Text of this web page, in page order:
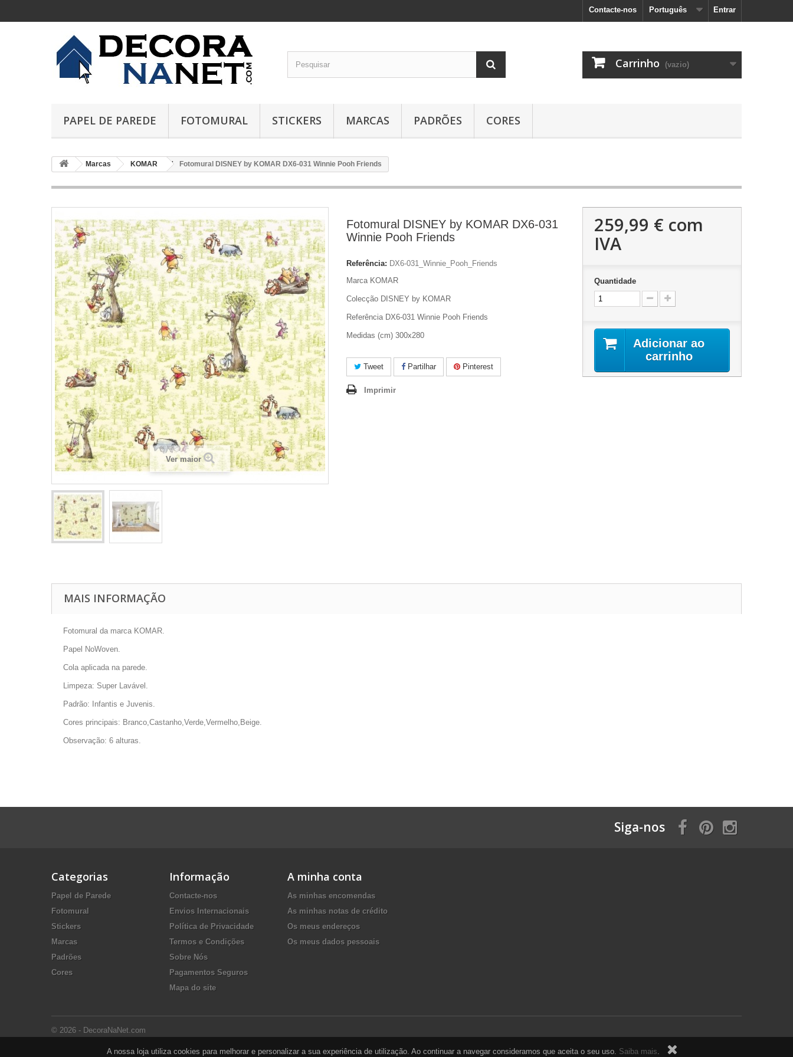
Entrar
Português
Contacte-nos
Carrinho (vazio)
PAPEL DE PAREDE FOTOMURAL STICKERS MARCAS PADRÕES CORES
Marcas KOMAR Fotomural DISNEY by KOMAR DX6-031 Winnie Pooh Friends
Ver maior
Fotomural DISNEY by KOMAR DX6-031
Winnie Pooh Friends
Referência: DX6-031_Winnie_Pooh_Friends
Marca KOMAR
Colecção DISNEY by KOMAR
Referência DX6-031 Winnie Pooh Friends
Medidas (cm) 300x280
Tweet Partilhar Pinterest
Imprimir
259,99 € com
IVA
Quantidade
Adicionar ao
carrinho
MAIS INFORMAÇÃO
Fotomural da marca KOMAR.
Papel NoWoven.
Cola aplicada na parede.
Limpeza: Super Lavável.
Padrão: Infantis e Juvenis.
Cores principais: Branco,Castanho,Verde,Vermelho,Beige.
Observação: 6 alturas.
Siga-nos
Categorias
Papel de Parede
Fotomural
Stickers
Marcas
Padrões
Cores
Informação
Contacte-nos
Envios Internacionais
Política de Privacidade
Termos e Condições
Sobre Nós
Pagamentos Seguros
Mapa do site
© 2026 - DecoraNaNet.com
A minha conta
As minhas encomendas
As minhas notas de crédito
Os meus endereços
Os meus dados pessoais
A nossa loja utiliza cookies para melhorar e personalizar a sua experiência de utilização. Ao continuar a navegar consideramos que aceita o seu uso. Saiba mais.